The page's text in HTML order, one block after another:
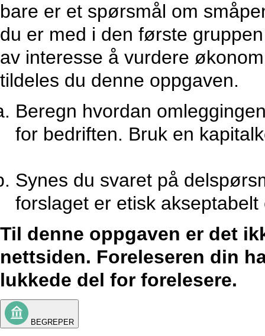
bare er et spørsmål om
du er med i den første
av interesse å vurdere
tildeles du denne oppgaven.
Beregn hvordan
for bedriften. Bruk en
Synes du svaret på
forslaget er etisk akseptabelt
Til denne oppgaven er det
nettsiden. Foreleseren din
lukkede del for forelesere.
BEGREPER